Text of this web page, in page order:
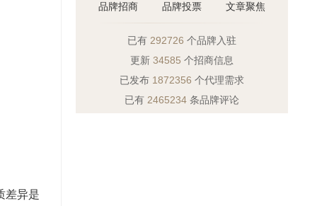
差异是
品牌招商 品牌投票 文章聚焦
已有 292726 个品牌入驻
更新 34585 个招商信息
已发布 1872356 个代理需求
已有 2465234 条品牌评论